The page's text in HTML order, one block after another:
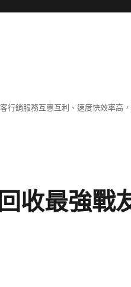
行銷服務互惠互利、速度快效率
收最強